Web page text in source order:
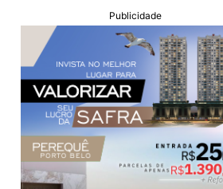
Publicidade